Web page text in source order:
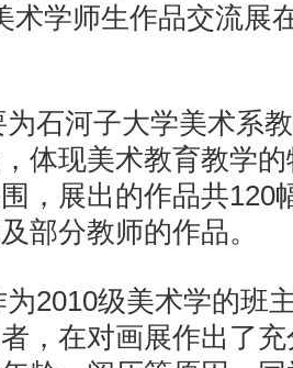
学师生作品交流展
石河子大学美术系
体现美术教育教学
，展出的作品共120
部分教师的作品。
2010级美术学的班
，在对画展作出了